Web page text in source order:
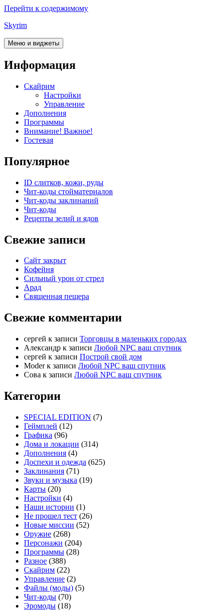
Перейти к содержимому
Skyrim
Меню и виджеты
Информация
Скайрим
Настройки
Управление
Дополнения
Программы
Внимание! Важное!
Гостевая
Популярное
ID слитков, кожи, руды
Чит-коды стойматериалов
Чит-коды заклинаний
Чит-коды
Рецепты зелий и ядов
Свежие записи
Сайт закрыт
Кофейня
Cильный урон от стрел
Арад
Священная пещера
Свежие комментарии
cергей к записи Торговцы в маленьких городах
Александр к записи Любой NPC ваш спутник
cергей к записи Построй свой дом
Moderк записи Любой NPC ваш спутник
Сова к записи Любой NPC ваш спутник
Категории
SPECIAL EDITION (7)
Геймплей (12)
Графика (96)
Дома и локации (314)
Дополнения (4)
Доспехи и одежда (625)
Заклинания (71)
Звуки и музыка (19)
Карты (20)
Настройки (4)
Наши истории (1)
Не прошел тест (26)
Новые миссии (52)
Оружие (268)
Персонажи (204)
Программы (28)
Разное (388)
Скайрим (22)
Управление (2)
Файлы (моды) (5)
Чит-коды (70)
Эромоды (18)